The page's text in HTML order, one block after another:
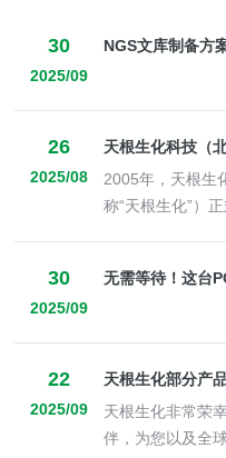
30
2025/09
26
2025/08
2005年，天根生
称“天根生化”）
领域取得杰出的
30
2025/09
无需等待！这台
22
2025/09
天根生化部分产
天根生化非常荣
伴，为您以及全